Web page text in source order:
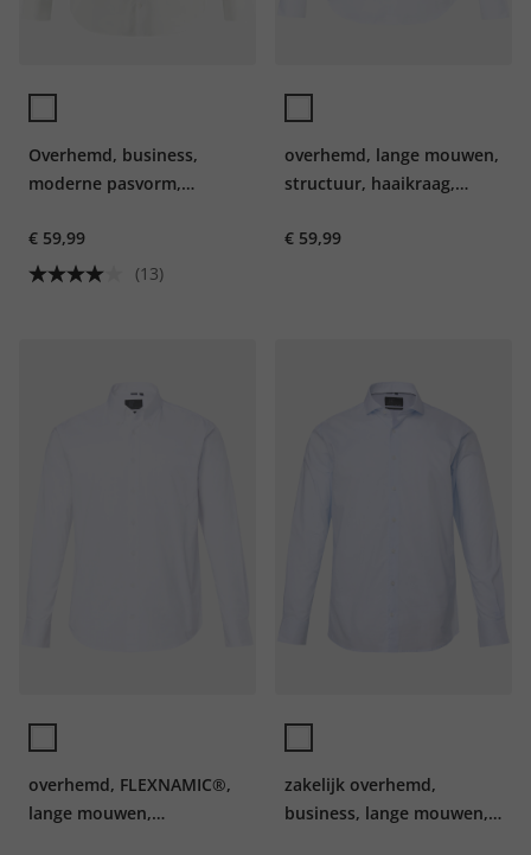
Overhemd, business,
moderne pasvorm,
€ 59,99
(13)
overhemd, lange mouwen,
structuur, haaikraag,
€ 59,99
overhemd, FLEXNAMIC®,
lange mouwen,
zakelijk overhemd,
business, lange mouwen,